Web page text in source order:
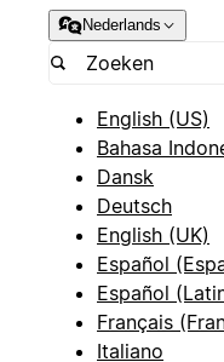
Nederlands
English (US)
Bahasa
Dansk
Deutsch
English (UK)
Español
Español
Français
Italiano